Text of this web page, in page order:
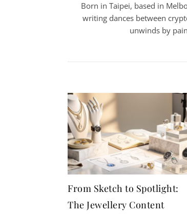
Born in Taipei, based in
writing dances between
unwinds by
From Sketch to Spotlight:
The Jewellery Content